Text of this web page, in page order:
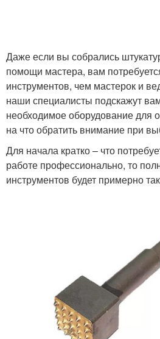
Даже если вы собрались
помощи мастера, вам
инструментов, чем мастерок и
наши специалисты подскажут
необходимое оборудование для
на что обратить внимание при
Для начала кратко – что
работе профессионально, то
инструментов будет примерно